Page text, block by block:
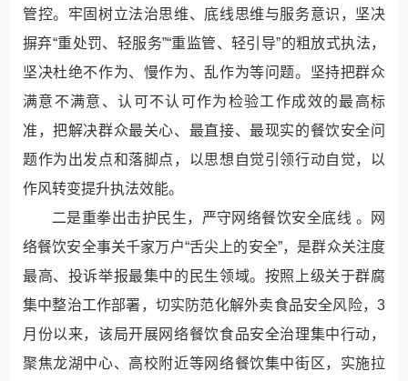
管控。牢固树立法治思维、底线思维与服务意识，坚决
摒弃“重处罚、轻服务”“重监管、轻引导”的粗放式执法，
坚决杜绝不作为、慢作为、乱作为等问题。坚持把群众
满意不满意、认可不认可作为检验工作成效的最高标
准，把解决群众最关心、最直接、最现实的餐饮安全问
题作为出发点和落脚点，以思想自觉引领行动自觉，以
作风转变提升执法效能。
二是重拳出击护民生，严守网络餐饮安全底线 。网
络餐饮安全事关千家万户“舌尖上的安全”，是群众关注度
最高、投诉举报最集中的民生领域。按照上级关于群腐
集中整治工作部署，切实防范化解外卖食品安全风险，3
月份以来，该局开展网络餐饮食品安全治理集中行动，
聚焦龙湖中心、高校附近等网络餐饮集中街区，实施拉